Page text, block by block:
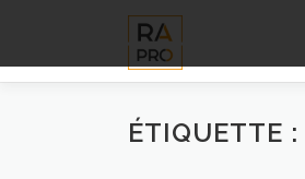
contenu
ÉTIQUETTE :